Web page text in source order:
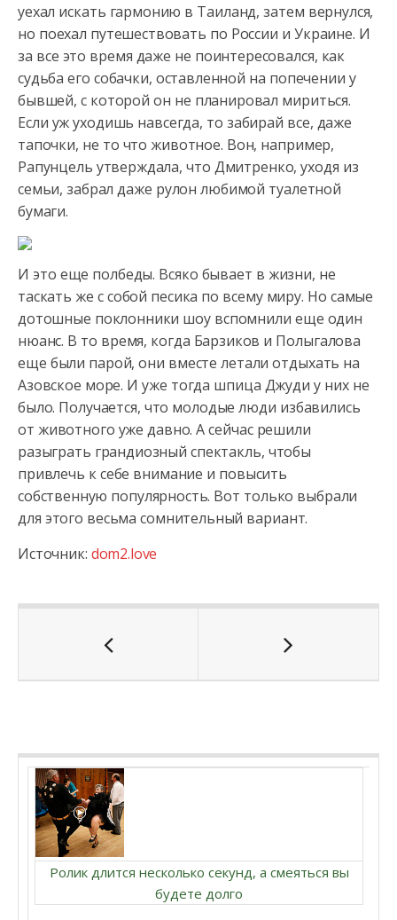
уехал искать гармонию в Таиланд, затем вернулся,
но поехал путешествовать по России и Украине. И
за все это время даже не поинтересовался, как
судьба его собачки, оставленной на попечении у
бывшей, с которой он не планировал мириться.
Если уж уходишь навсегда, то забирай все, даже
тапочки, не то что животное. Вон, например,
Рапунцель утверждала, что Дмитренко, уходя из
семьи, забрал даже рулон любимой туалетной
бумаги.
И это еще полбеды. Всяко бывает в жизни, не
таскать же с собой песика по всему миру. Но самые
дотошные поклонники шоу вспомнили еще один
нюанс. В то время, когда Барзиков и Полыгалова
еще были парой, они вместе летали отдыхать на
Азовское море. И уже тогда шпица Джуди у них не
было. Получается, что молодые люди избавились
от животного уже давно. А сейчас решили
разыграть грандиозный спектакль, чтобы
привлечь к себе внимание и повысить
собственную популярность. Вот только выбрали
для этого весьма сомнительный вариант.
Источник: dom2.love
Ролик длится несколько секунд, а смеяться вы
будете долго